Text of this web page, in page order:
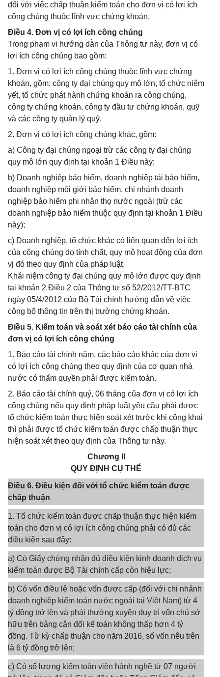
đối với việc chấp thuận kiểm toán cho đơn vị có lợi ích
công chúng thuộc lĩnh vực chứng khoán.
Điều 4. Đơn vị có lợi ích công chúng
Trong phạm vi hướng dẫn của Thông tư này, đơn vị có
lợi ích công chúng bao gồm:
1. Đơn vị có lợi ích công chúng thuộc lĩnh vực chứng
khoán, gồm: công ty đại chúng quy mô lớn, tổ chức niêm
yết, tổ chức phát hành chứng khoán ra công chúng,
công ty chứng khoán, công ty đầu tư chứng khoán, quỹ
và các công ty quản lý quỹ.
2. Đơn vị có lợi ích công chúng khác, gồm:
a) Công ty đại chúng ngoại trừ các công ty đại chúng
quy mô lớn quy định tại khoản 1 Điều này;
b) Doanh nghiệp bảo hiểm, doanh nghiệp tái bảo hiểm,
doanh nghiệp môi giới bảo hiểm, chi nhánh doanh
nghiệp bảo hiểm phi nhân thọ nước ngoài (trừ các
doanh nghiệp bảo hiểm thuộc quy định tại khoản 1 Điều
này);
c) Doanh nghiệp, tổ chức khác có liên quan đến lợi ích
của công chúng do tính chất, quy mô hoạt động của đơn
vị đó theo quy định của pháp luật.
Khái niệm công ty đại chúng quy mô lớn được quy định
tại khoản 2 Điều 2 của Thông tư số 52/2012/TT-BTC
ngày 05/4/2012 của Bộ Tài chính hướng dẫn về việc
công bố thông tin trên thị trường chứng khoán.
Điều 5. Kiểm toán và soát xét báo cáo tài chính của
đơn vị có lợi ích công chúng
1. Báo cáo tài chính năm, các báo cáo khác của đơn vị
có lợi ích công chúng theo quy định của cơ quan nhà
nước có thẩm quyền phải được kiểm toán.
2. Báo cáo tài chính quý, 06 tháng của đơn vị có lợi ích
công chúng nếu quy định pháp luật yêu cầu phải được
tổ chức kiểm toán thực hiện soát xét trước khi công khai
thì phải được tổ chức kiểm toán được chấp thuận thực
hiện soát xét theo quy định của Thông tư này.‎
Chương II
QUY ĐỊNH CỤ THỂ
Điều 6. Điều kiện đối với tổ chức kiểm toán được
chấp thuận
1. Tổ chức kiểm toán được chấp thuận thực hiện kiểm
toán cho đơn vị có lợi ích công chúng phải có đủ các
điều kiện sau đây:
a) Có Giấy chứng nhận đủ điều kiện kinh doanh dịch vụ
kiểm toán được Bộ Tài chính cấp còn hiệu lực;
b) Có vốn điều lệ hoặc vốn được cấp (đối với chi nhánh
doanh nghiệp kiểm toán nước ngoài tại Việt Nam) từ 4
tỷ đồng trở lên và phải thường xuyên duy trì vốn chủ sở
hữu trên bảng cân đối kế toán không thấp hơn 4 tỷ
đồng. Từ kỳ chấp thuận cho năm 2016, số vốn nêu trên
là 6 tỷ đồng trở lên;
c) Có số lượng kiểm toán viên hành nghề từ 07 người